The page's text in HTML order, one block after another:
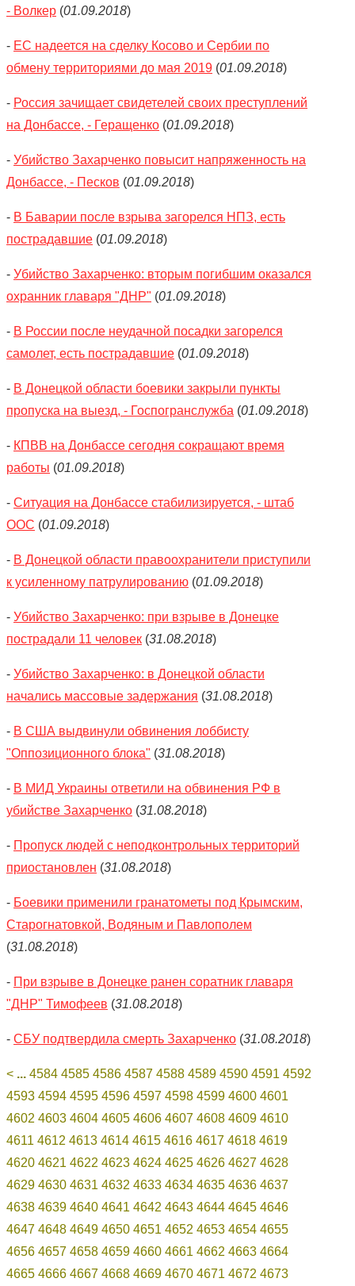
- Волкер (01.09.2018)
- ЕС надеется на сделку Косово и Сербии по
обмену территориями до мая 2019 (01.09.2018)
- Россия зачищает свидетелей своих преступлений
на Донбассе, - Геращенко (01.09.2018)
- Убийство Захарченко повысит напряженность на
Донбассе, - Песков (01.09.2018)
- В Баварии после взрыва загорелся НПЗ, есть
пострадавшие (01.09.2018)
- Убийство Захарченко: вторым погибшим оказался
охранник главаря "ДНР" (01.09.2018)
- В России после неудачной посадки загорелся
самолет, есть пострадавшие (01.09.2018)
- В Донецкой области боевики закрыли пункты
пропуска на выезд, - Госпогранслужба (01.09.2018)
- КПВВ на Донбассе сегодня сокращают время
работы (01.09.2018)
- Ситуация на Донбассе стабилизируется, - штаб
ООС (01.09.2018)
- В Донецкой области правоохранители приступили
к усиленному патрулированию (01.09.2018)
- Убийство Захарченко: при взрыве в Донецке
пострадали 11 человек (31.08.2018)
- Убийство Захарченко: в Донецкой области
начались массовые задержания (31.08.2018)
- В США выдвинули обвинения лоббисту
"Оппозиционного блока" (31.08.2018)
- В МИД Украины ответили на обвинения РФ в
убийстве Захарченко (31.08.2018)
- Пропуск людей с неподконтрольных территорий
приостановлен (31.08.2018)
- Боевики применили гранатометы под Крымским,
Старогнатовкой, Водяным и Павлополем
(31.08.2018)
- При взрыве в Донецке ранен соратник главаря
"ДНР" Тимофеев (31.08.2018)
- СБУ подтвердила смерть Захарченко (31.08.2018)
< ... 4584 4585 4586 4587 4588 4589 4590 4591 4592
4593 4594 4595 4596 4597 4598 4599 4600 4601
4602 4603 4604 4605 4606 4607 4608 4609 4610
4611 4612 4613 4614 4615 4616 4617 4618 4619
4620 4621 4622 4623 4624 4625 4626 4627 4628
4629 4630 4631 4632 4633 4634 4635 4636 4637
4638 4639 4640 4641 4642 4643 4644 4645 4646
4647 4648 4649 4650 4651 4652 4653 4654 4655
4656 4657 4658 4659 4660 4661 4662 4663 4664
4665 4666 4667 4668 4669 4670 4671 4672 4673